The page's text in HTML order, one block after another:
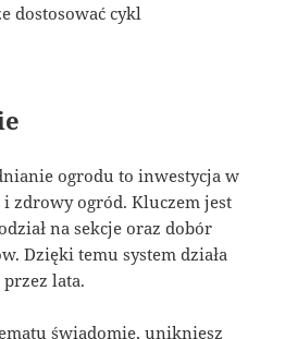
dostosować cykl
ogrodu to inwestycja w
i zdrowy ogród. Kluczem jest
na sekcje oraz dobór
Dzięki temu system działa
lata.
świadomie, unikniesz